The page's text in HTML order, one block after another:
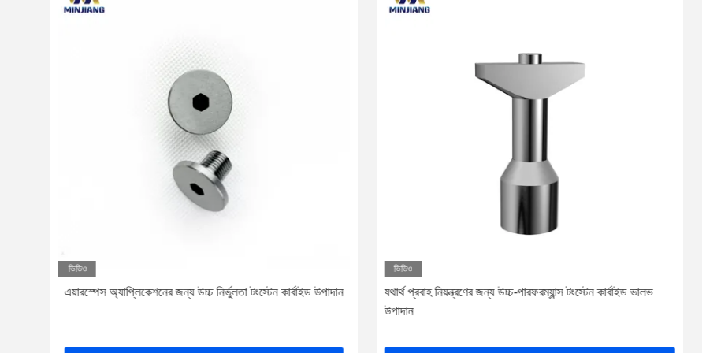
ভিডিও
এয়ারস্পেস অ্যাপ্লিকেশনের জন্য উচ্চ নির্ভুলতা টংস্টেন কার্বাইড উপাদান
ভিডিও
যথার্থ প্রবাহ নিয়ন্ত্রণের জন্য উচ্চ-পারফরম্যান্স টংস্টেন কার্বাইড ভালভ
উপাদান